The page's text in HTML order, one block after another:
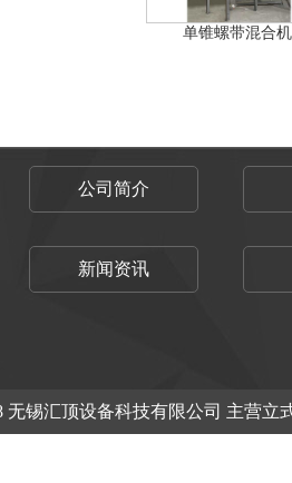
单锥螺带混合机
公司简介
新闻资讯
无锡汇顶设备科技有限公司